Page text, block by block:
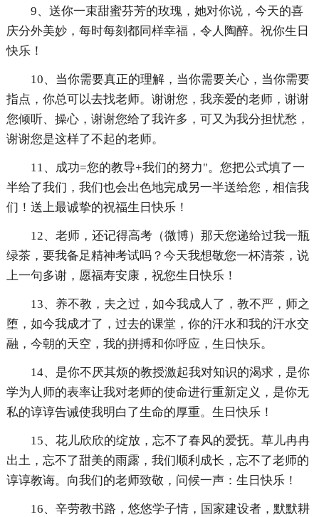
9、送你一束甜蜜芬芳的玫瑰，她对你说，今天的喜
庆分外美妙，每时每刻都同样幸福，令人陶醉。祝你生日
快乐！
10、当你需要真正的理解，当你需要关心，当你需要
指点，你总可以去找老师。谢谢您，我亲爱的老师，谢谢
您倾听、操心，谢谢您给了我许多，可又为我分担忧愁，
谢谢您是这样了不起的老师。
11、成功=您的教导+我们的努力"。您把公式填了一
半给了我们，我们也会出色地完成另一半送给您，相信我
们！送上最诚挚的祝福生日快乐！
12、老师，还记得高考（微博）那天您递给过我一瓶
绿茶，要我备足精神考试吗？今天我想敬您一杯清茶，说
上一句多谢，愿福寿安康，祝您生日快乐！
13、养不教，夫之过，如今我成人了，教不严，师之
堕，如今我成才了，过去的课堂，你的汗水和我的汗水交
融，今朝的天空，我的拼搏和你呼应，生日快乐。
14、是你不厌其烦的教授激起我对知识的渴求，是你
学为人师的表率让我对老师的使命进行重新定义，是你无
私的谆谆告诫使我明白了生命的厚重。生日快乐！
15、花儿欣欣的绽放，忘不了春风的爱抚。草儿冉冉
出土，忘不了甜美的雨露，我们顺利成长，忘不了老师的
谆谆教诲。向我们的老师致敬，问候一声：生日快乐！
16、辛劳教书路，悠悠学子情，国家建设者，默默耕